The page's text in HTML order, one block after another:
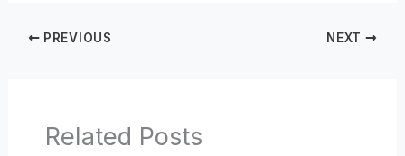
PREVIOUS NEXT
Related Posts